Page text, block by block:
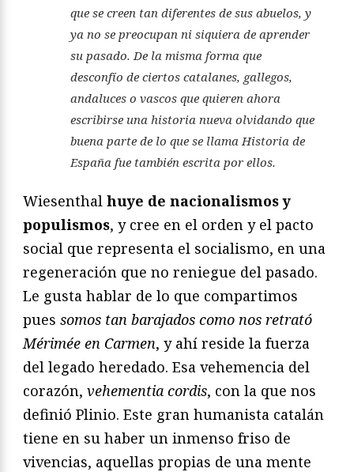
que se creen tan diferentes de sus abuelos, y
ya no se preocupan ni siquiera de aprender
su pasado. De la misma forma que
desconfío de ciertos catalanes, gallegos,
andaluces o vascos que quieren ahora
escribirse una historia nueva olvidando que
buena parte de lo que se llama Historia de
España fue también escrita por ellos.
Wiesenthal huye de nacionalismos y
populismos, y cree en el orden y el pacto
social que representa el socialismo, en una
regeneración que no reniegue del pasado.
Le gusta hablar de lo que compartimos
pues somos tan barajados como nos retrató
Mérimée en Carmen, y ahí reside la fuerza
del legado heredado. Esa vehemencia del
corazón, vehementia cordis, con la que nos
definió Plinio. Este gran humanista catalán
tiene en su haber un inmenso friso de
vivencias, aquellas propias de una mente